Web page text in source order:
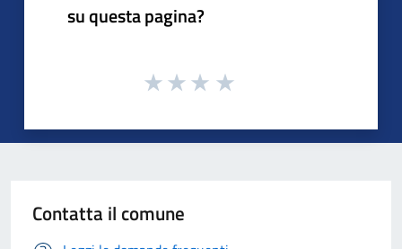
su questa pagina?
Contatta il comune